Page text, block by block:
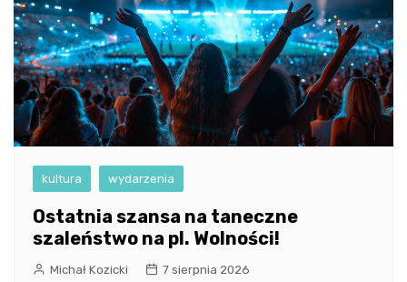
kultura wydarzenia
Ostatnia szansa na taneczne
szaleństwo na pl. Wolności!
Michał Kozicki 7 sierpnia 2026